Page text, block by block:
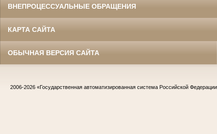
ВНЕПРОЦЕССУАЛЬНЫЕ ОБРАЩЕНИЯ
КАРТА САЙТА
ОБЫЧНАЯ ВЕРСИЯ САЙТА
2006-2026 «Государственная автоматизированная система Российской